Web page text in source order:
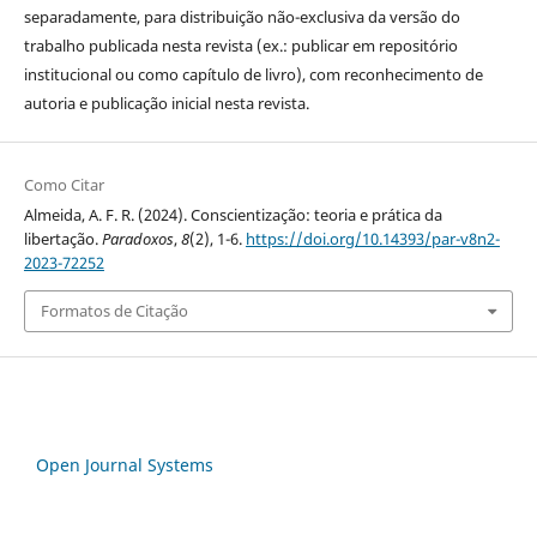
separadamente, para distribuição não-exclusiva da versão do
trabalho publicada nesta revista (ex.: publicar em repositório
institucional ou como capítulo de livro), com reconhecimento de
autoria e publicação inicial nesta revista.
Como Citar
Almeida, A. F. R. (2024). Conscientização: teoria e prática da
libertação.Paradoxos,8(2), 1-6. https://doi.org/10.14393/par-v8n2-
2023-72252
Formatos de Citação
Open Journal Systems